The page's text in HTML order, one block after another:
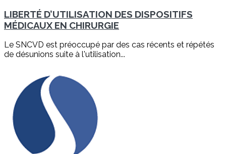
LIBERTÉ D’UTILISATION DES DISPOSITIFS
MÉDICAUX EN CHIRURGIE
Le SNCVD est préoccupé par des cas récents et répétés
de désunions suite à l'utilisation...